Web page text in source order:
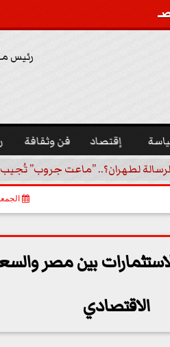
رئيس
إقتصاد فن وثقافة
لطهران؟.. ”ماعت جروب”
الجمعة، 18
بين مصر
الاقتصادي